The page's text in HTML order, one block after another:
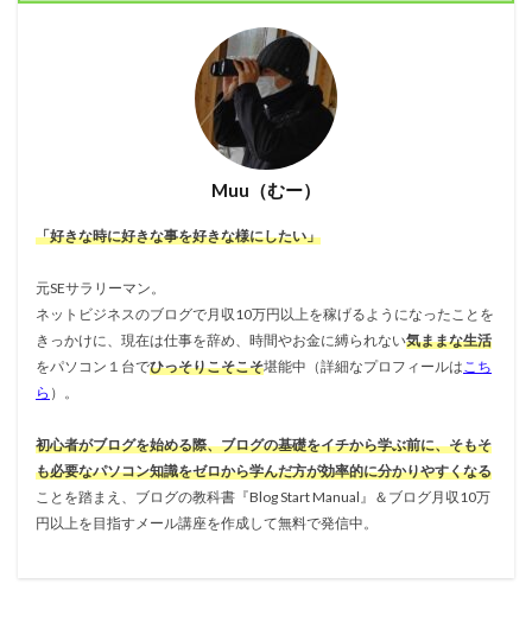
Muu（むー）
「好きな時に好きな事を好きな様にしたい」
元SEサラリーマン。
ネットビジネスのブログで月収10万円以上を稼げるようになったことを
きっかけに、現在は仕事を辞め、時間やお金に縛られない気ままな生活
をパソコン１台でひっそりこそこそ堪能中（詳細なプロフィールは こち
ら ）。
初心者がブログを始める際、ブログの基礎をイチから学ぶ前に、そもそ
も必要なパソコン知識をゼロから学んだ方が効率的に分かりやすくなる
ことを踏まえ、ブログの教科書『Blog Start Manual』＆ブログ月収10万
円以上を目指すメール講座を作成して無料で発信中。